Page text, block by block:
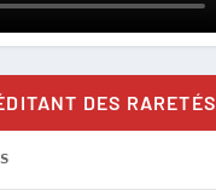
DES RARETÉS